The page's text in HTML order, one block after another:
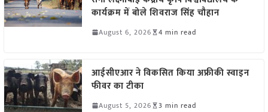
कार्यक्रम में बोले शिवराज सिंह चौहान
August 6, 2026 4 min read
आईसीएआर ने विकसित किया अफ्रीकी स्वाइन
फीवर का टीका
August 5, 2026 3 min read